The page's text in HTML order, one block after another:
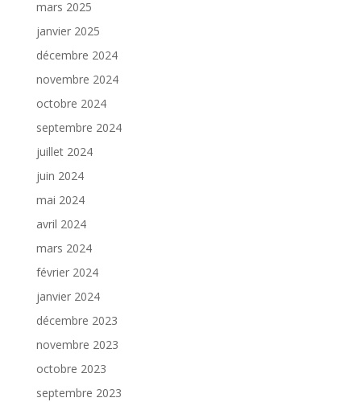
mars 2025
janvier 2025
décembre 2024
novembre 2024
octobre 2024
septembre 2024
juillet 2024
juin 2024
mai 2024
avril 2024
mars 2024
février 2024
janvier 2024
décembre 2023
novembre 2023
octobre 2023
septembre 2023